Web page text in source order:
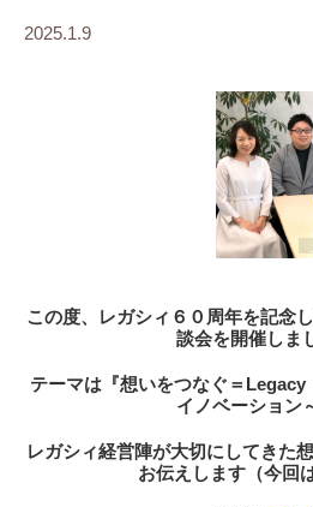
2025.1.9
この度、レガシィ６０周年を記念
談会を開催しま
テーマは『想いをつなぐ＝Legacy
イノベーション
レガシィ経営陣が大切にしてきた
お伝えします（今回